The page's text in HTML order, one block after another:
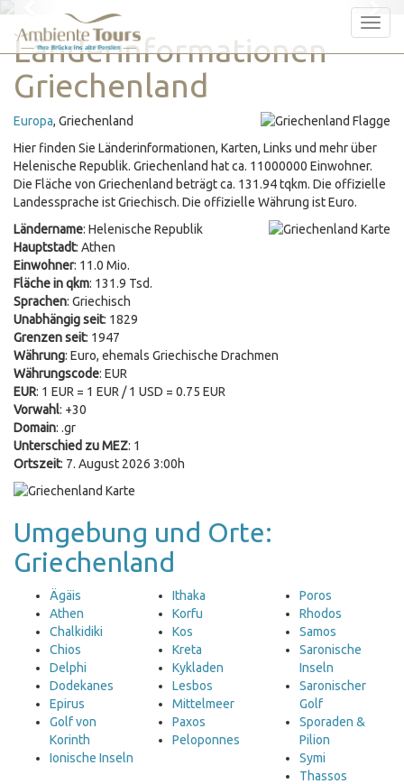
Previous
Länderinformationen
Griechenland
Europa, Griechenland
Hier finden Sie Länderinformationen, Karten, Links und mehr über
Helenische Republik. Griechenland hat ca. 11000000 Einwohner.
Die Fläche von Griechenland beträgt ca. 131.94 tqkm. Die offizielle
Landessprache ist Griechisch. Die offizielle Währung ist Euro.
Ländername: Helenische Republik
Hauptstadt: Athen
Einwohner: 11.0 Mio.
Fläche in qkm: 131.9 Tsd.
Sprachen: Griechisch
Unabhängig seit: 1829
Grenzen seit: 1947
Währung: Euro, ehemals Griechische Drachmen
Währungscode: EUR
EUR: 1 EUR = 1 EUR / 1 USD = 0.75 EUR
Vorwahl: +30
Domain: .gr
Unterschied zu MEZ: 1
Ortszeit: 7. August 2026 3:00h
Umgebung und Orte:
Griechenland
Ägäis
Athen
Chalkidiki
Chios
Delphi
Dodekanes
Epirus
Golf von
Korinth
Ionische Inseln
Ithaka
Korfu
Kos
Kreta
Kykladen
Lesbos
Mittelmeer
Paxos
Peloponnes
Poros
Rhodos
Samos
Saronische
Inseln
Saronischer
Golf
Sporaden &
Pilion
Symi
Thassos